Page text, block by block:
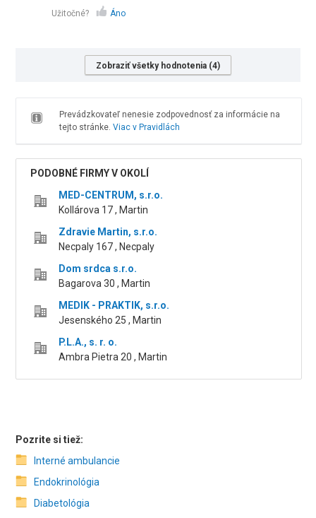
Užitočné? Áno
Zobraziť všetky hodnotenia (4)
Prevádzkovateľ nenesie zodpovednosť za informácie na
tejto stránke. Viac v Pravidlách
PODOBNÉ FIRMY V OKOLÍ
MED-CENTRUM, s.r.o.
Kollárova 17 , Martin
Zdravie Martin, s.r.o.
Necpaly 167 , Necpaly
Dom srdca s.r.o.
Bagarova 30 , Martin
MEDIK - PRAKTIK, s.r.o.
Jesenského 25 , Martin
P.L.A., s. r. o.
Ambra Pietra 20 , Martin
Pozrite si tiež:
Interné ambulancie
Endokrinológia
Diabetológia